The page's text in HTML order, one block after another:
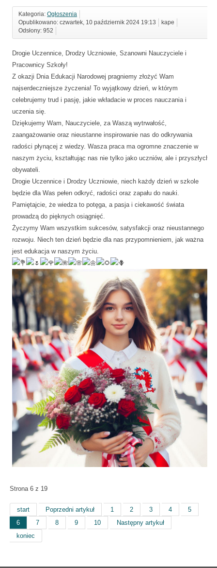
Kategoria: Ogłoszenia
Opublikowano: czwartek, 10 październik 2024 19:13
kape
Odsłony: 952
Drogie Uczennice, Drodzy Uczniowie, Szanowni Nauczyciele i
Pracownicy Szkoły!
Z okazji Dnia Edukacji Narodowej pragniemy złożyć Wam
najserdeczniejsze życzenia! To wyjątkowy dzień, w którym
celebrujemy trud i pasję, jakie wkładacie w proces nauczania i
uczenia się.
Dziękujemy Wam, Nauczyciele, za Waszą wytrwałość,
zaangażowanie oraz nieustanne inspirowanie nas do odkrywania
radości płynącej z wiedzy. Wasza praca ma ogromne znaczenie w
naszym życiu, kształtując nas nie tylko jako uczniów, ale i przyszłych
obywateli.
Drogie Uczennice i Drodzy Uczniowie, niech każdy dzień w szkole
będzie dla Was pełen odkryć, radości oraz zapału do nauki.
Pamiętajcie, że wiedza to potęga, a pasja i ciekawość świata
prowadzą do pięknych osiągnięć.
Życzymy Wam wszystkim sukcesów, satysfakcji oraz nieustannego
rozwoju. Niech ten dzień będzie dla nas przypomnieniem, jak ważna
jest edukacja w naszym życiu.
Strona 6 z 19
start Poprzedni artykuł 1 2 3 4
5
6
7 8 9 10
Następny artykuł
koniec